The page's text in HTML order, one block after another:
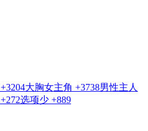
+3204大胸女主角 +3738男性主人
+272选项少 +889